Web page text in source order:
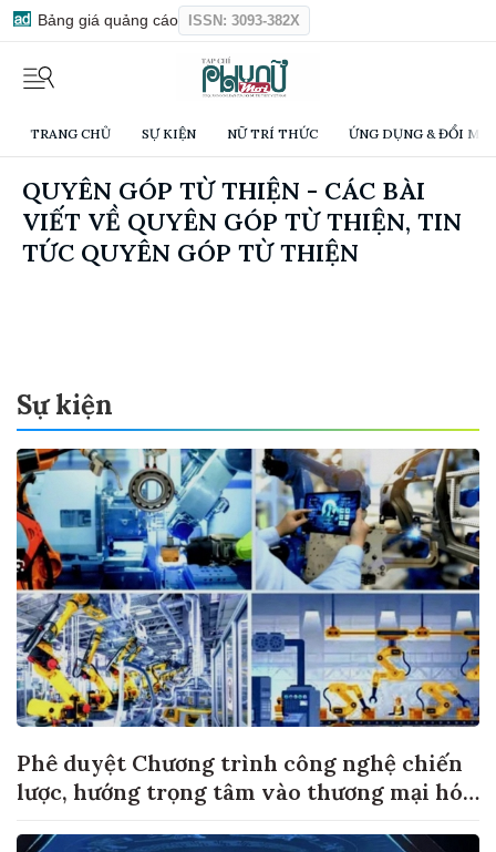
Bảng giá quảng cáo ISSN: 3093-382X
TRANG CHỦ SỰ KIỆN NỮ TRÍ THỨC ỨNG DỤNG & ĐỔI
QUYÊN GÓP TỪ THIỆN - CÁC BÀI
VIẾT VỀ QUYÊN GÓP TỪ THIỆN, TIN
TỨC QUYÊN GÓP TỪ THIỆN
Sự kiện
Phê duyệt Chương trình công nghệ chiến
lược, hướng trọng tâm vào thương mại hóa